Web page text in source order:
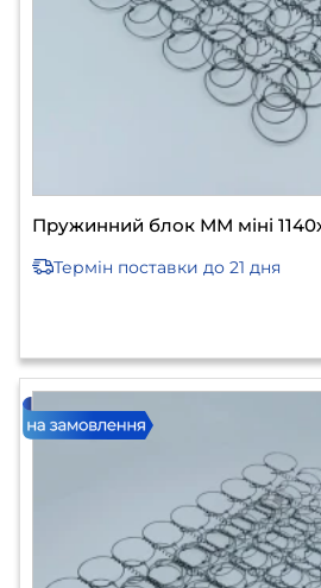
Пружинний блок ММ міні
Термін поставки до 21 дня